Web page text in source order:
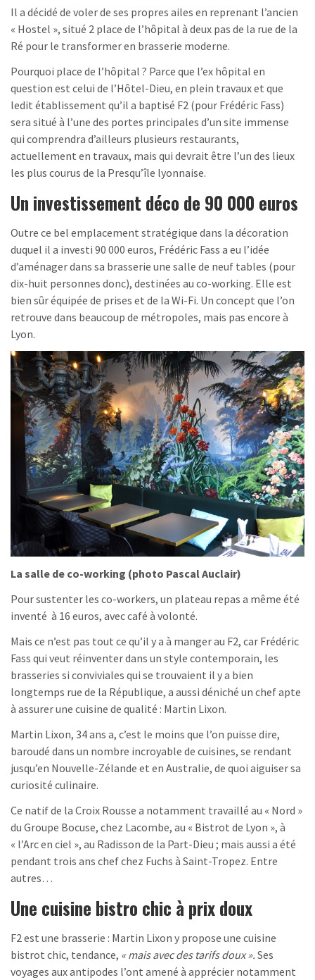
Il a décidé de voler de ses propres ailes en reprenant l’ancien
« Hostel », situé 2 place de l’hôpital à deux pas de la rue de la
Ré pour le transformer en brasserie moderne.
Pourquoi place de l’hôpital ? Parce que l’ex hôpital en
question est celui de l’Hôtel-Dieu, en plein travaux et que
ledit établissement qu’il a baptisé F2 (pour Frédéric Fass)
sera situé à l’une des portes principales d’un site immense
qui comprendra d’ailleurs plusieurs restaurants,
actuellement en travaux, mais qui devrait être l’un des lieux
les plus courus de la Presqu’île lyonnaise.
Un investissement déco de 90 000 euros
Outre ce bel emplacement stratégique dans la décoration
duquel il a investi 90 000 euros, Frédéric Fass a eu l’idée
d’aménager dans sa brasserie une salle de neuf tables (pour
dix-huit personnes donc), destinées au co-working. Elle est
bien sûr équipée de prises et de la Wi-Fi. Un concept que l’on
retrouve dans beaucoup de métropoles, mais pas encore à
Lyon.
La salle de co-working (photo Pascal Auclair)
Pour sustenter les co-workers, un plateau repas a même été
inventé à 16 euros, avec café à volonté.
Mais ce n’est pas tout ce qu’il y a à manger au F2, car Frédéric
Fass qui veut réinventer dans un style contemporain, les
brasseries si conviviales qui se trouvaient il y a bien
longtemps rue de la République, a aussi déniché un chef apte
à assurer une cuisine de qualité : Martin Lixon.
Martin Lixon, 34 ans a, c’est le moins que l’on puisse dire,
baroudé dans un nombre incroyable de cuisines, se rendant
jusqu’en Nouvelle-Zélande et en Australie, de quoi aiguiser sa
curiosité culinaire.
Ce natif de la Croix Rousse a notamment travaillé au « Nord »
du Groupe Bocuse, chez Lacombe, au « Bistrot de Lyon », à
« l’Arc en ciel », au Radisson de la Part-Dieu ; mais aussi a été
pendant trois ans chef chez Fuchs à Saint-Tropez. Entre
autres…
Une cuisine bistro chic à prix doux
F2 est une brasserie : Martin Lixon y propose une cuisine
bistrot chic, tendance, « mais avec des tarifs doux ». Ses
voyages aux antipodes l’ont amené à apprécier notamment